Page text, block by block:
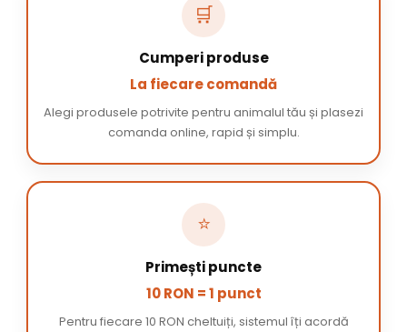
🛒
Cumperi produse
La fiecare comandă
Alegi produsele potrivite pentru animalul tău și plasezi
comanda online, rapid și simplu.
⭐
Primești puncte
10 RON = 1 punct
Pentru fiecare 10 RON cheltuiți, sistemul îți acordă